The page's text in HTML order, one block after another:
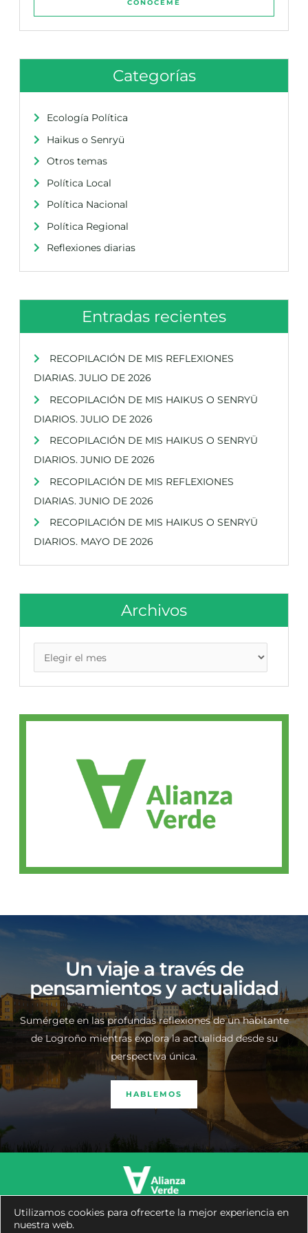
CONÓCEME
Categorías
Ecología Política
Haikus o Senryü
Otros temas
Política Local
Política Nacional
Política Regional
Reflexiones diarias
Entradas recientes
RECOPILACIÓN DE MIS REFLEXIONES
DIARIAS. JULIO DE 2026
RECOPILACIÓN DE MIS HAIKUS O SENRYÜ
DIARIOS. JULIO DE 2026
RECOPILACIÓN DE MIS HAIKUS O SENRYÜ
DIARIOS. JUNIO DE 2026
RECOPILACIÓN DE MIS REFLEXIONES
DIARIAS. JUNIO DE 2026
RECOPILACIÓN DE MIS HAIKUS O SENRYÜ
DIARIOS. MAYO DE 2026
Archivos
Un viaje a través de
pensamientos y actualidad
Sumérgete en las profundas reflexiones de un habitante
de Logroño mientras explora la actualidad desde su
perspectiva única.
HABLEMOS
Copyright © 2026 José Manuel Zúñiga
Facebook InstagramYoutubeTiktok
Utilizamos cookies para ofrecerte la mejor experiencia en
nuestra web.